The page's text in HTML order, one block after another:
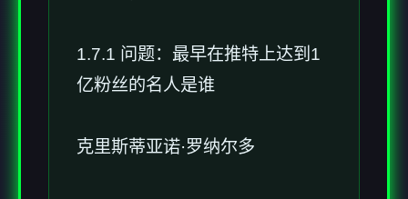
1.7.1 问题：最早在推特上达到1
亿粉丝的名人是谁
克里斯蒂亚诺·罗纳尔多